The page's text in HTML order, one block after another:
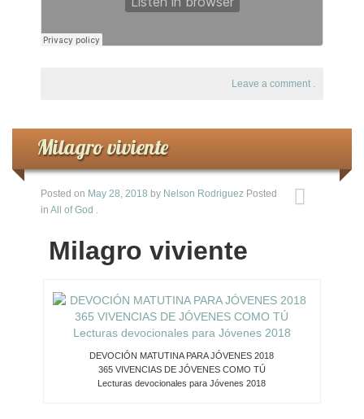
Leave a comment .
Milagro viviente
Posted on May 28, 2018 by Nelson Rodriguez Posted
in All of God .
Milagro viviente
DEVOCIÓN MATUTINA PARA JÓVENES 2018
365 VIVENCIAS DE JÓVENES COMO TÚ
Lecturas devocionales para Jóvenes 2018